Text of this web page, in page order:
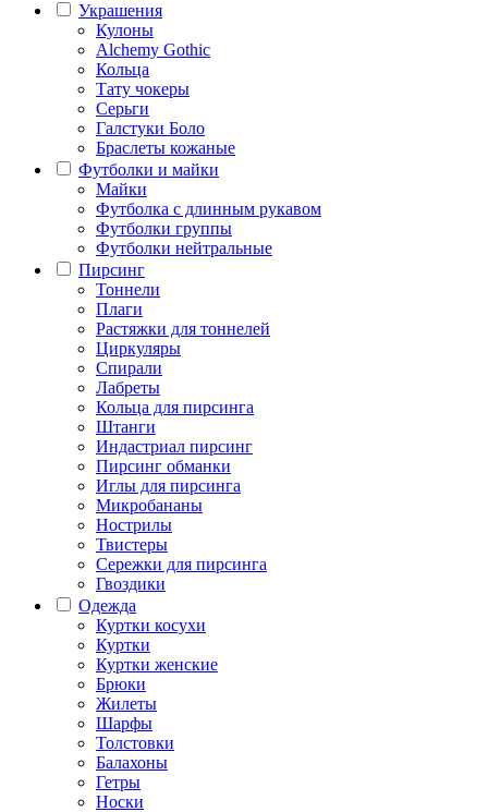
Украшения
Кулоны
Alchemy Gothic
Кольца
Тату чокеры
Серьги
Галстуки Боло
Браслеты кожаные
Футболки и майки
Майки
Футболка с длинным рукавом
Футболки группы
Футболки нейтральные
Пирсинг
Тоннели
Плаги
Растяжки для тоннелей
Циркуляры
Спирали
Лабреты
Кольца для пирсинга
Штанги
Индастриал пирсинг
Пирсинг обманки
Иглы для пирсинга
Микробананы
Нострилы
Твистеры
Сережки для пирсинга
Гвоздики
Одежда
Куртки косухи
Куртки
Куртки женские
Брюки
Жилеты
Шарфы
Толстовки
Балахоны
Гетры
Носки